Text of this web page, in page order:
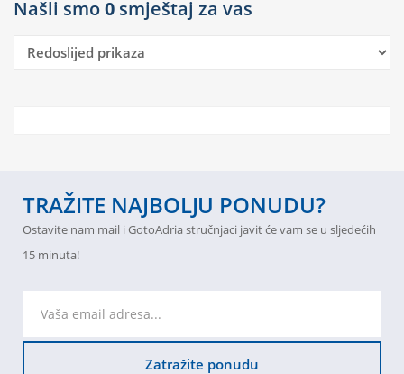
Našli smo0 smještaj za vas
TRAŽITE NAJBOLJU PONUDU?
Ostavite nam mail i GotoAdria stručnjaci javit će vam se u sljedećih
15 minuta!
Zatražite ponudu